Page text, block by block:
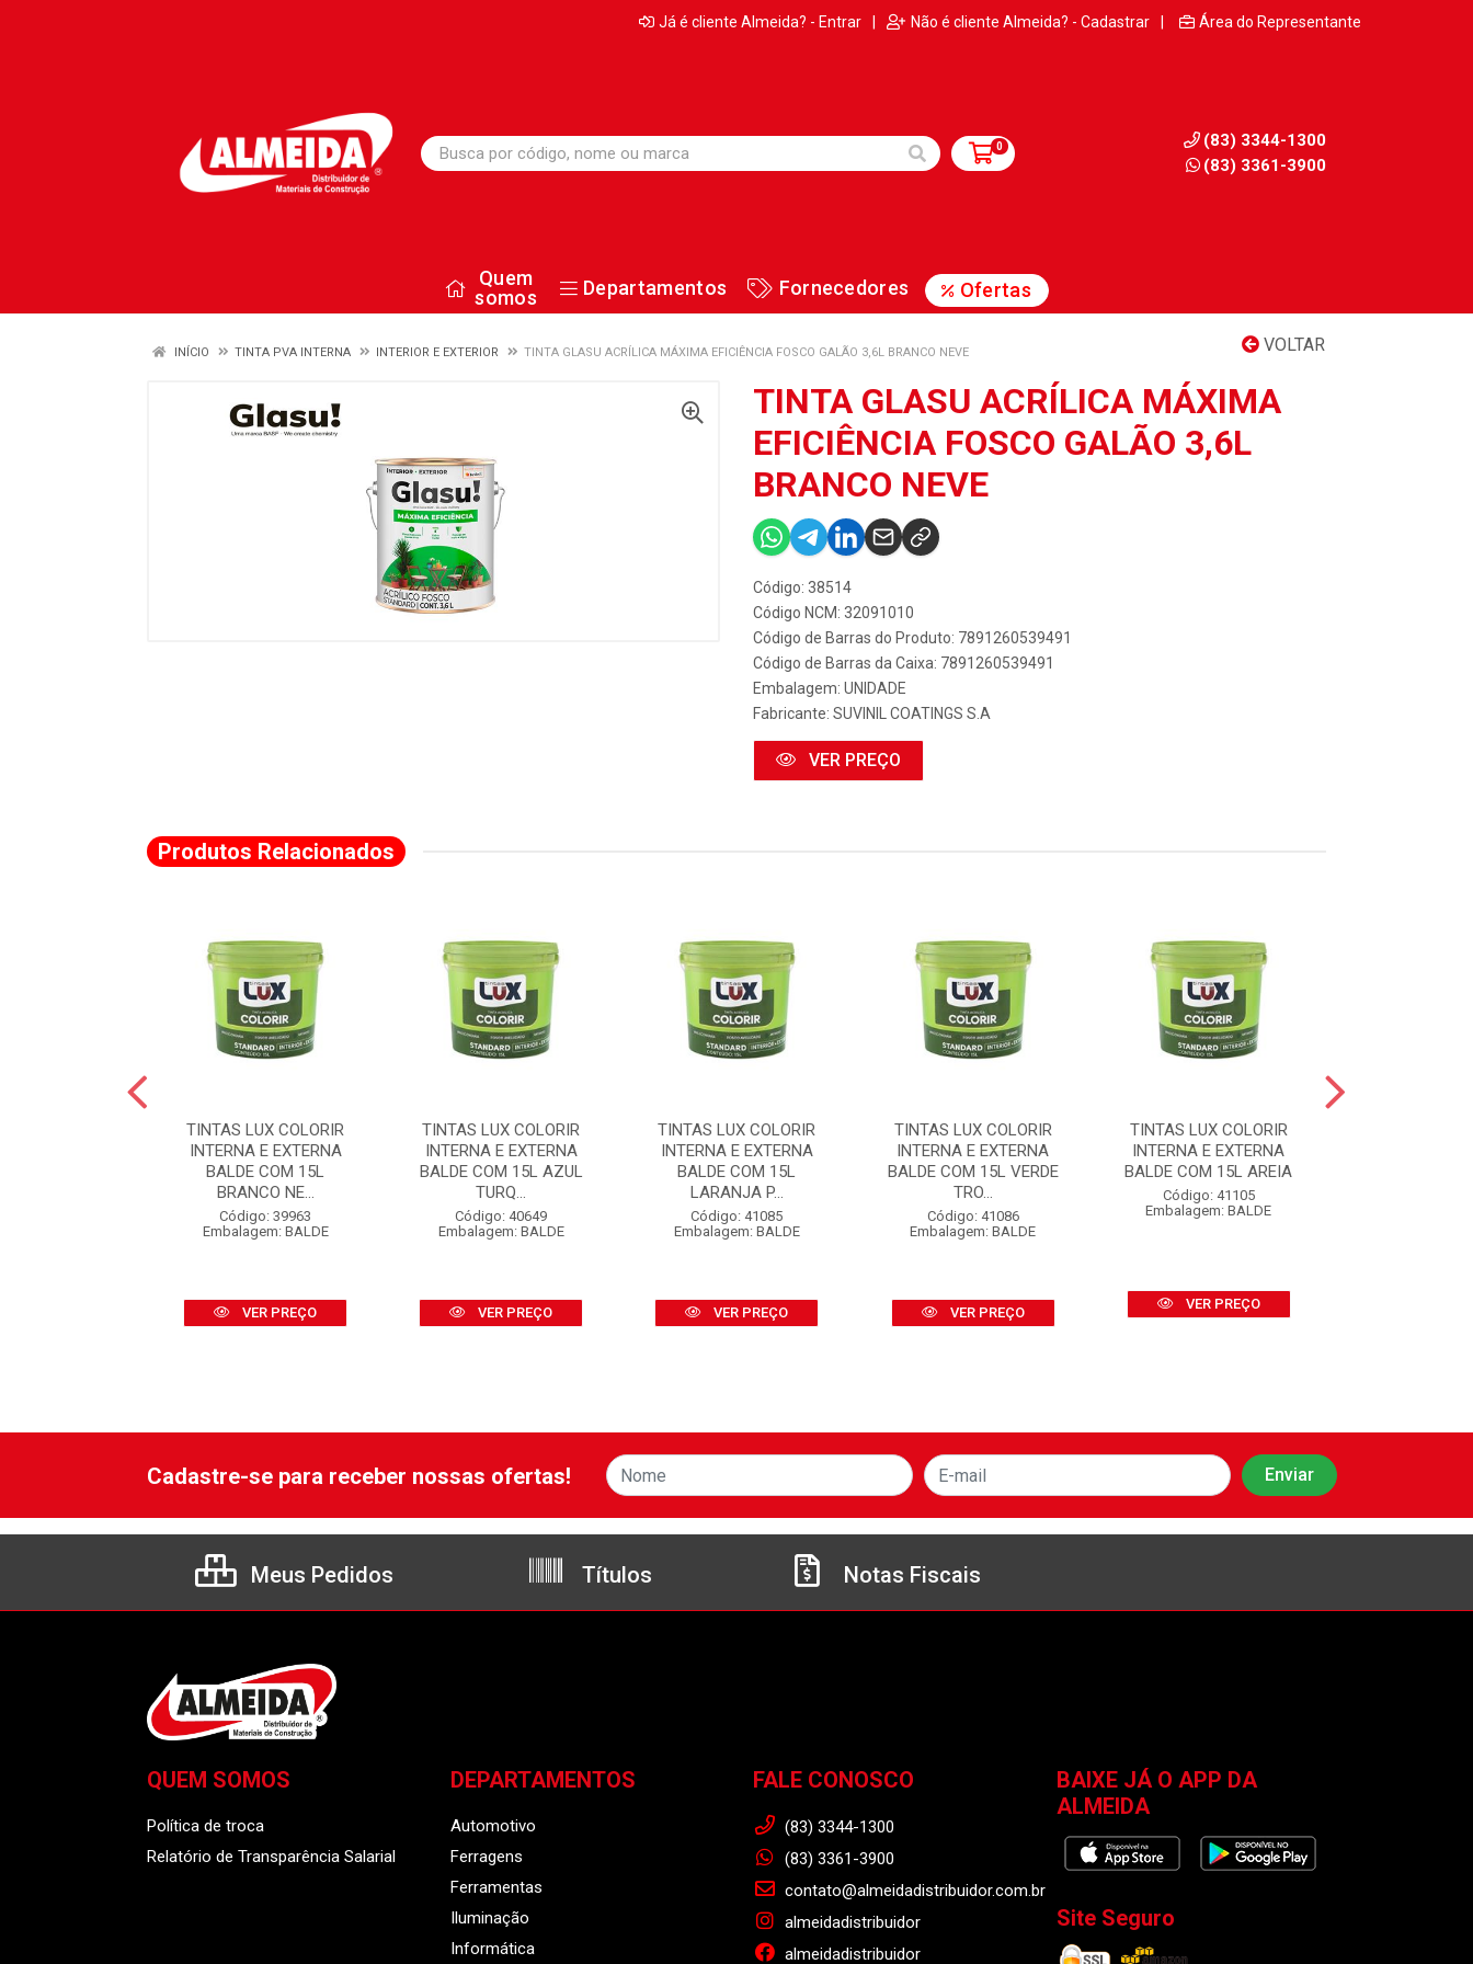
Já é cliente Almeida? - Entrar | Não é cliente Almeida? - Cadastrar | Área do Representante
0
(83) 3344-1300
(83) 3361-3900
Quem
somos
Departamentos Fornecedores Ofertas
VOLTAR
INÍCIO TINTA PVA INTERNA INTERIOR E EXTERIOR TINTA GLASU ACRÍLICA MÁXIMA EFICIÊNCIA FOSCO GALÃO 3,6L BRANCO NEVE
TINTA GLASU ACRÍLICA MÁXIMA
EFICIÊNCIA FOSCO GALÃO 3,6L
BRANCO NEVE
Código: 38514
Código NCM: 32091010
Código de Barras do Produto: 7891260539491
Código de Barras da Caixa: 7891260539491
Embalagem: UNIDADE
Fabricante: SUVINIL COATINGS S.A
VER PREÇO
Produtos Relacionados
TINTAS LUX COLORIR
INTERNA E EXTERNA
BALDE COM 15L
BRANCO NE...
Código: 39963
Embalagem: BALDE
VER PREÇO
TINTAS LUX COLORIR
INTERNA E EXTERNA
BALDE COM 15L AZUL
TURQ...
Código: 40649
Embalagem: BALDE
VER PREÇO
TINTAS LUX COLORIR
INTERNA E EXTERNA
BALDE COM 15L
LARANJA P...
Código: 41085
Embalagem: BALDE
VER PREÇO
TINTAS LUX COLORIR
INTERNA E EXTERNA
BALDE COM 15L VERDE
TRO...
Código: 41086
Embalagem: BALDE
VER PREÇO
TINTAS LUX COLORIR
INTERNA E EXTERNA
BALDE COM 15L AREIA
Código: 41105
Embalagem: BALDE
VER PREÇO
Cadastre-se para receber nossas ofertas!
Meus Pedidos Títulos Notas Fiscais
QUEM SOMOS
Política de troca
Relatório de Transparência Salarial
DEPARTAMENTOS
Automotivo
Ferragens
Ferramentas
Iluminação
Informática
FALE CONOSCO
(83) 3344-1300
(83) 3361-3900
contato@almeidadistribuidor.com.br
almeidadistribuidor
almeidadistribuidor
BAIXE JÁ O APP DA
ALMEIDA
Site Seguro